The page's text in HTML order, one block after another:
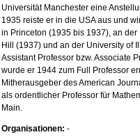
Universität Manchester eine
1935 reiste er in die USA aus und
in Princeton (1935 bis 1937), an
Hill (1937) und an der University of
Assistant Professor bzw. Associate
wurde er 1944 zum Full Professor
Mitherausgeber des American
als ordentlicher Professor für
Main.
Organisationen: -